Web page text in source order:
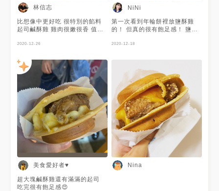
林信志
比想像中更好吃 很特別的餡料
起司鹹酥雞 雞肉很嫩很香 值得
2020-12-26
NiNi
第一次看到年輪餅裡放鹽酥雞
的！ 但真的很有飽足感！ 鹽酥
🥰 建議吃一個～不然吃第二個
2020-12-18
美食愛好者♥
超大塊鹹酥雞還有滿滿的起司
吃完很有飽足感😍
Nina